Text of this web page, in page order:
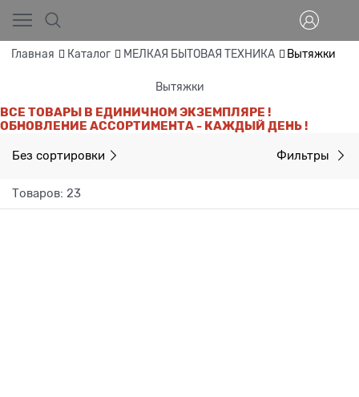
Главная Каталог МЕЛКАЯ БЫТОВАЯ ТЕХНИКА Вытяжки
Вытяжки
ВСЕ ТОВАРЫ В ЕДИНИЧНОМ ЭКЗЕМПЛЯРЕ !
ОБНОВЛЕНИЕ АССОРТИМЕНТА - КАЖДЫЙ ДЕНЬ !
Без сортировки Фильтры
Товаров: 23